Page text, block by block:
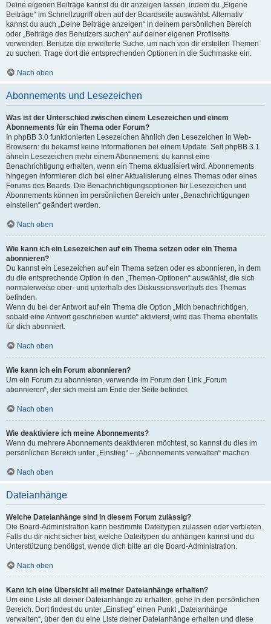
Deine eigenen Beiträge kannst du dir anzeigen lassen, indem du „Eigene
Beiträge“ im Schnellzugriff oben auf der Boardseite auswählst. Alternativ
kannst du auch „Deine Beiträge anzeigen“ in deinem persönlichen Bereich
oder „Beiträge des Benutzers suchen“ auf deiner eigenen Profilseite
verwenden. Benutze die erweiterte Suche, um nach von dir erstellen Themen
zu suchen. Trage dort die entsprechenden Optionen in die Suchmaske ein.
Nach oben
Abonnements und Lesezeichen
Was ist der Unterschied zwischen einem Lesezeichen und einem
Abonnements für ein Thema oder Forum?
In phpBB 3.0 funktionierten Lesezeichen ähnlich den Lesezeichen in Web-
Browsern: du bekamst keine Informationen bei einem Update. Seit phpBB 3.1
ähneln Lesezeichen mehr einem Abonnement: du kannst eine
Benachrichtigung erhalten, wenn ein Thema aktualisiert wird. Abonnements
hingegen informieren dich bei einer Aktualisierung eines Themas oder eines
Forums des Boards. Die Benachrichtigungsoptionen für Lesezeichen und
Abonnements können im persönlichen Bereich unter „Benachrichtigungen
einstellen“ geändert werden.
Nach oben
Wie kann ich ein Lesezeichen auf ein Thema setzen oder ein Thema
abonnieren?
Du kannst ein Lesezeichen auf ein Thema setzen oder es abonnieren, in dem
du die entsprechende Option in den „Themen-Optionen“ auswählst, die sich
normalerweise ober- und unterhalb des Diskussionsverlaufs des Themas
befinden.
Wenn du bei der Antwort auf ein Thema die Option „Mich benachrichtigen,
sobald eine Antwort geschrieben wurde“ aktivierst, wird das Thema ebenfalls
für dich abonniert.
Nach oben
Wie kann ich ein Forum abonnieren?
Um ein Forum zu abonnieren, verwende im Forum den Link „Forum
abonnieren“, der sich meist am Ende der Seite befindet.
Nach oben
Wie deaktiviere ich meine Abonnements?
Wenn du mehrere Abonnements deaktivieren möchtest, so kannst du dies im
persönlichen Bereich unter „Einstieg“ – „Abonnements verwalten“ machen.
Nach oben
Dateianhänge
Welche Dateianhänge sind in diesem Forum zulässig?
Die Board-Administration kann bestimmte Dateitypen zulassen oder verbieten.
Falls du dir nicht sicher bist, welche Dateitypen du anhängen kannst und du
Unterstützung benötigst, wende dich bitte an die Board-Administration.
Nach oben
Kann ich eine Übersicht all meiner Dateianhänge erhalten?
Um eine Liste all deiner Dateianhänge zu erhalten, gehe in den persönlichen
Bereich. Dort findest du unter „Einstieg“ einen Punkt „Dateianhänge
verwalten“, über den du eine Liste deiner Dateianhänge erhalten und diese